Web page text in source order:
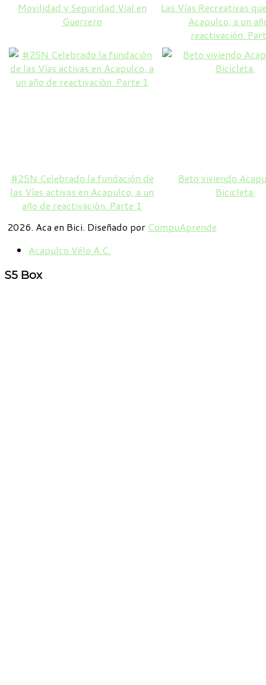
Movilidad y Seguridad Vial en
Guerrero
Las Vías Recreativas
Acapulco, a un
reactivación.
#25N Celebrado la fundación de
las Vías activas en Acapulco, a un
año de reactivación. Parte 1
Beto viviendo
Bicicleta.
2026. Aca en Bici. Diseñado por CompuAprende
Acapulco Vélo A.C.
S5 Box